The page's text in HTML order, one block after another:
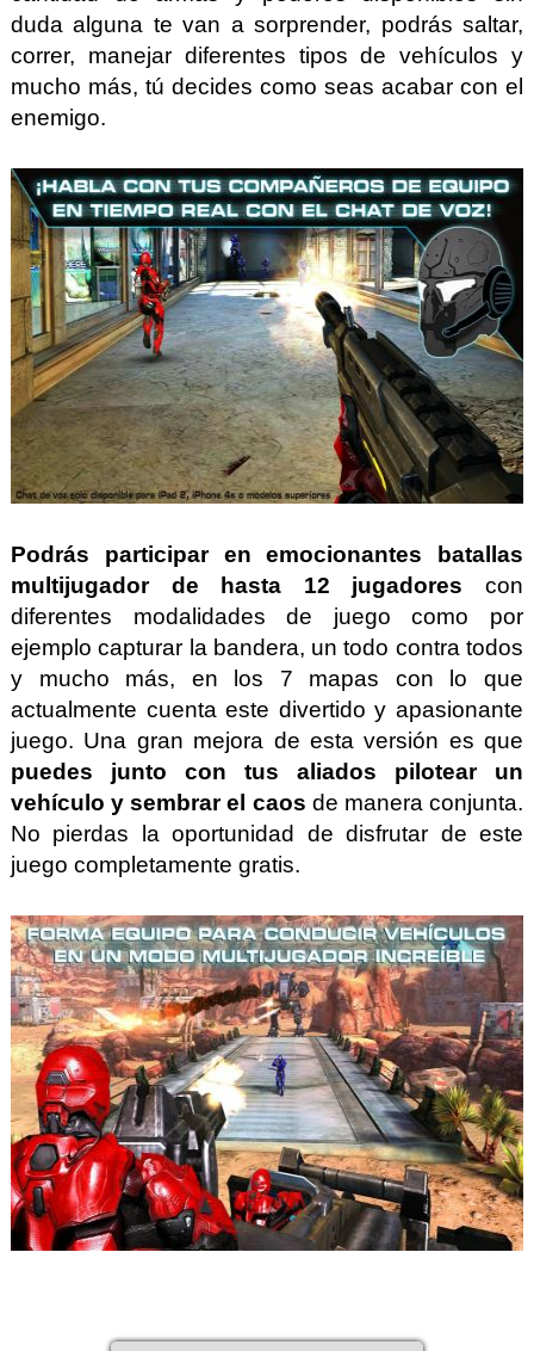
duda alguna te van a sorprender, podrás saltar,
correr, manejar diferentes tipos de vehículos y
mucho más, tú decides como seas acabar con el
enemigo.
Podrás participar en emocionantes batallas
multijugador de hasta 12 jugadores con
diferentes modalidades de juego como por
ejemplo capturar la bandera, un todo contra todos
y mucho más, en los 7 mapas con lo que
actualmente cuenta este divertido y apasionante
juego. Una gran mejora de esta versión es que
puedes junto con tus aliados pilotear un
vehículo y sembrar el caos de manera conjunta.
No pierdas la oportunidad de disfrutar de este
juego completamente gratis.